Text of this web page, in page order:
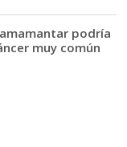
podría
muy común